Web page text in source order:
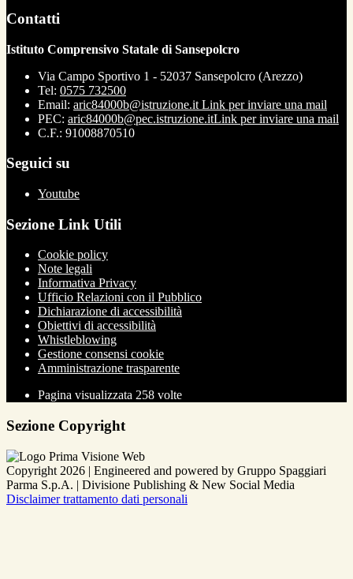
Contatti
Istituto Comprensivo Statale di Sansepolcro
Via Campo Sportivo 1 - 52037 Sansepolcro (Arezzo)
Tel: 0575 732500
Email: aric84000b@istruzione.it Link per inviare una mail
PEC: aric84000b@pec.istruzione.itLink per inviare una mail
C.F.: 91008870510
Seguici su
Youtube
Sezione Link Utili
Cookie policy
Note legali
Informativa Privacy
Ufficio Relazioni con il Pubblico
Dichiarazione di accessibilità
Obiettivi di accessibilità
Whistleblowing
Gestione consensi cookie
Amministrazione trasparente
Pagina visualizzata 258 volte
Sezione Copyright
Copyright 2026 | Engineered and powered by Gruppo Spaggiari
Parma S.p.A. | Divisione Publishing & New Social Media
Disclaimer trattamento dati personali